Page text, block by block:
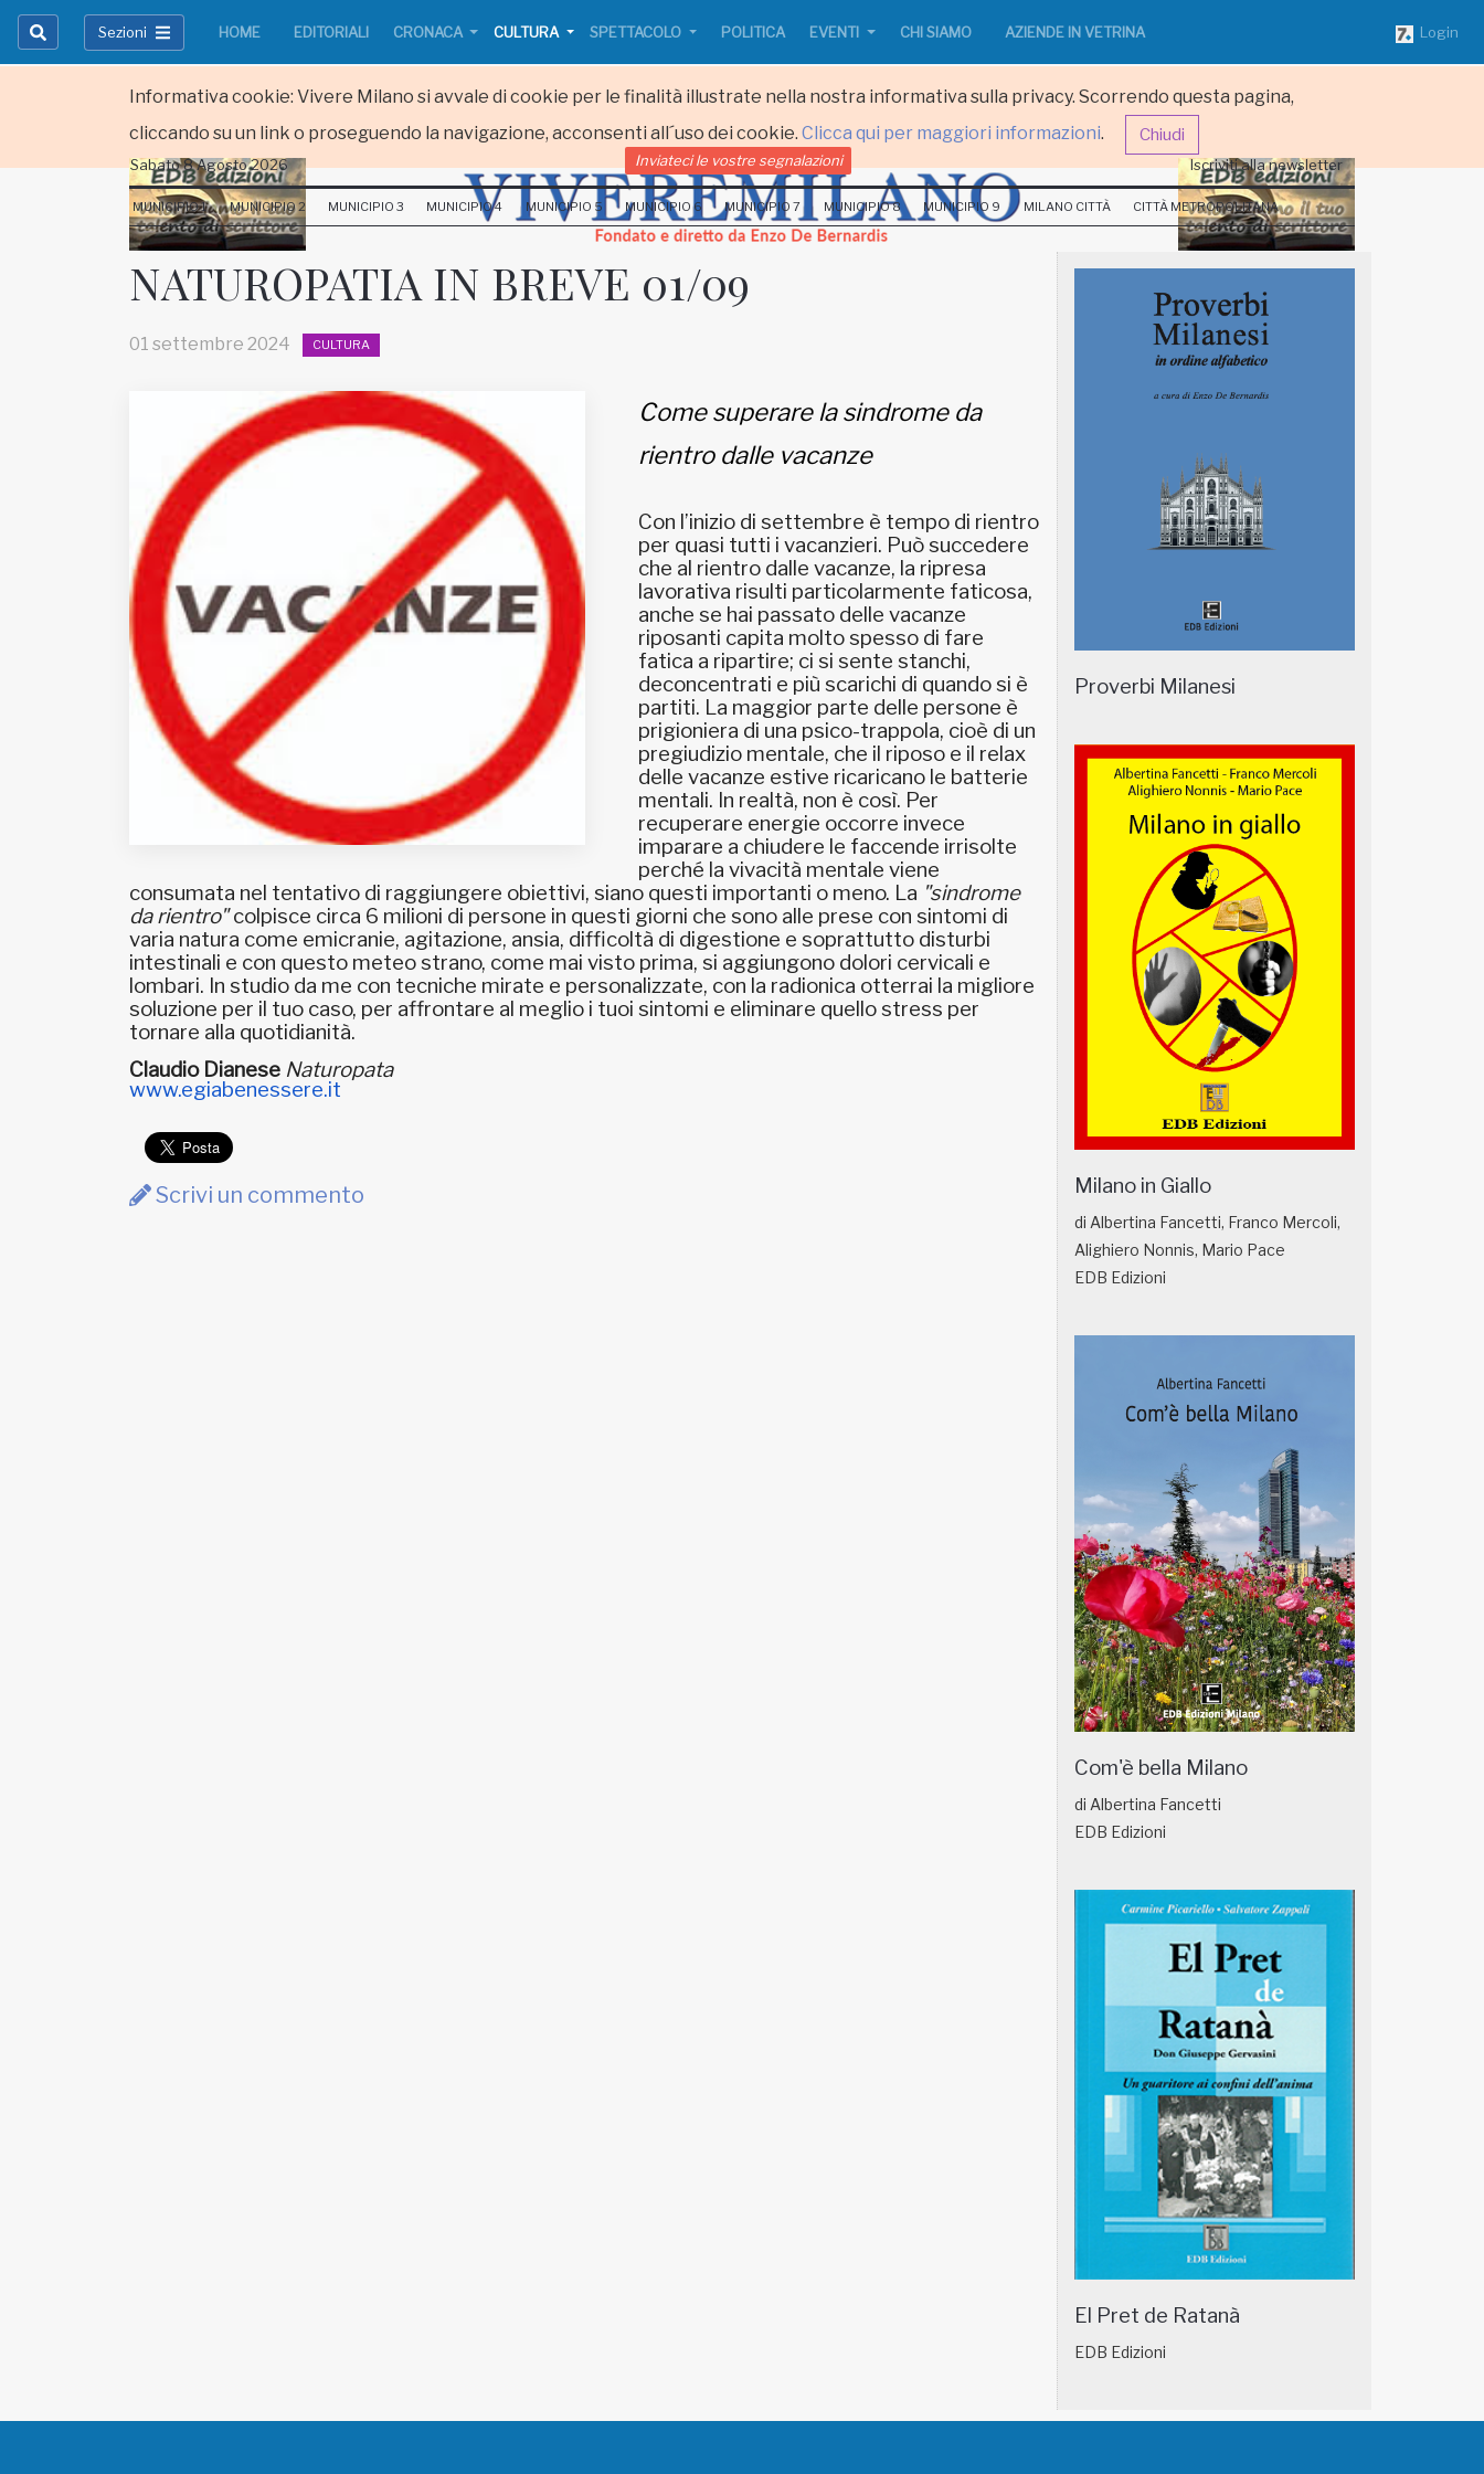
Informativa cookie: Vivere Milano si avvale di cookie per le finalità illustrate nella nostra informativa sulla privacy. Scorrendo questa pagina,
cliccando su un link o proseguendo la navigazione, acconsenti all´uso dei cookie. Clicca qui per maggiori informazioni. Chiudi
Sezioni HOME EDITORIALI CRONACA CULTURA SPETTACOLO POLITICA EVENTI CHI SIAMO AZIENDE IN VETRINA Login
Inviateci le vostre segnalazioni
www.viveremilano.info
Fondato e diretto da Enzo De
EDB edizioni - Via Brivio angolo C.
Imbonati, 89 20159 Milano (Italia)
Informativa sulla privacy
Sabato 8 Agosto 2026 Inviateci le vostre segnalazioni Iscriviti alla newsletter
MUNICIPIO 1 MUNICIPIO 2 MUNICIPIO 3 MUNICIPIO 4 MUNICIPIO 5 MUNICIPIO 6 MUNICIPIO 7 MUNICIPIO 8 MUNICIPIO 9 MILANO CITTÀ CITTÀ METROPOLITANA
NATUROPATIA IN BREVE 01/09
01 settembre 2024 CULTURA
Come superare la sindrome da
rientro dalle vacanze
Con l’inizio di settembre è tempo di rientro
per quasi tutti i vacanzieri. Può succedere
che al rientro dalle vacanze, la ripresa
lavorativa risulti particolarmente faticosa,
anche se hai passato delle vacanze
riposanti capita molto spesso di fare
fatica a ripartire; ci si sente stanchi,
deconcentrati e più scarichi di quando si è
partiti. La maggior parte delle persone è
prigioniera di una psico-trappola, cioè di un
pregiudizio mentale, che il riposo e il relax
delle vacanze estive ricaricano le batterie
mentali. In realtà, non è così. Per
recuperare energie occorre invece
imparare a chiudere le faccende irrisolte
perché la vivacità mentale viene
consumata nel tentativo di raggiungere obiettivi, siano questi importanti o meno. La "sindrome
da rientro"colpisce circa 6 milioni di persone in questi giorni che sono alle prese con sintomi di
varia natura come emicranie, agitazione, ansia, difficoltà di digestione e soprattutto disturbi
intestinali e con questo meteo strano, come mai visto prima, si aggiungono dolori cervicali e
lombari. In studio da me con tecniche mirate e personalizzate, con la radionica otterrai la migliore
soluzione per il tuo caso, per affrontare al meglio i tuoi sintomi e eliminare quello stress per
tornare alla quotidianità.
Claudio Dianese Naturopata
www.egiabenessere.it
Scrivi un commento
Proverbi Milanesi
Milano in Giallo
di Albertina Fancetti, Franco Mercoli,
Alighiero Nonnis, Mario Pace
EDB Edizioni
Com'è bella Milano
di Albertina Fancetti
EDB Edizioni
El Pret de Ratanà
EDB Edizioni